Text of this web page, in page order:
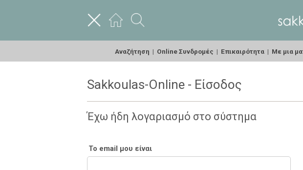
Αναζήτηση | Online Συνδρομές | Επικαιρότητα | Με μια
Sakkoulas-Online - Είσοδος
Έχω ήδη λογαριασμό στο σύστημα
Το email μου είναι